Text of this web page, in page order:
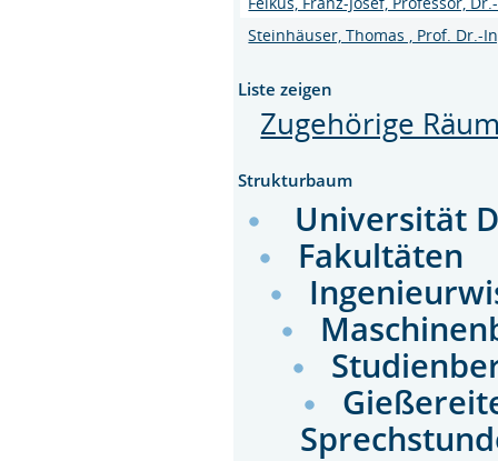
Steinhäuser, Thomas , Prof. Dr.-
Liste zeigen
Zugehörige
Strukturbaum
Universität
Fakultäten